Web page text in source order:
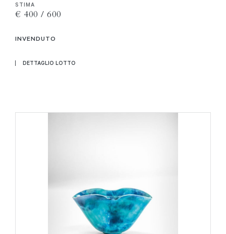
STIMA
€ 400 / 600
INVENDUTO
DETTAGLIO LOTTO